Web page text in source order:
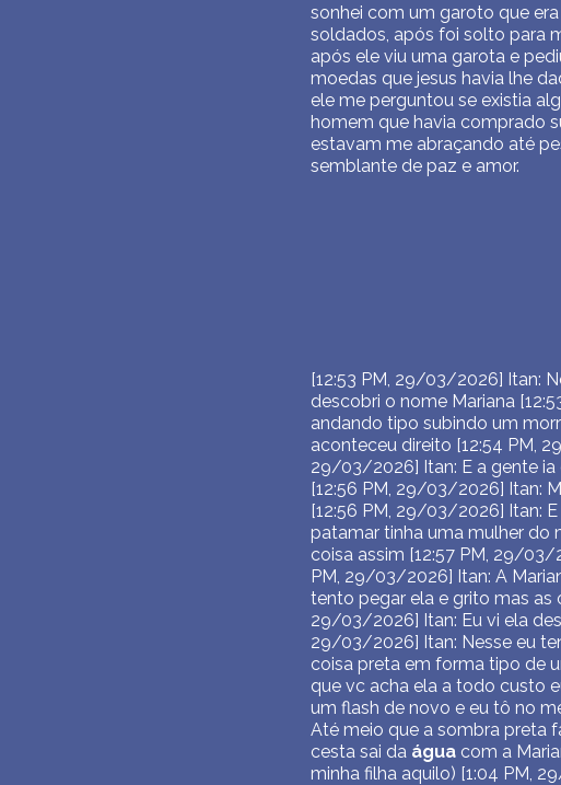
sonhei com um garoto que
soldados, após foi solto para
após ele viu uma garota e
moedas que jesus havia lhe
ele me perguntou se existia
homem que havia comprado
estavam me abraçando até
semblante de paz e amor.
[12:53 PM, 29/03/2026] Itan:
descobri o nome Mariana
andando tipo subindo um
aconteceu direito [12:54 PM,
29/03/2026] Itan: E a gente ia
[12:56 PM, 29/03/2026] Itan:
[12:56 PM, 29/03/2026] Itan:
patamar tinha uma mulher do
coisa assim [12:57 PM, 29/
PM, 29/03/2026] Itan: A
tento pegar ela e grito mas as
29/03/2026] Itan: Eu vi ela
29/03/2026] Itan: Nesse eu
coisa preta em forma tipo de
que vc acha ela a todo custo
um flash de novo e eu tô no
Até meio que a sombra preta
cesta sai da águacom a
minha filha aquilo) [1:04 PM,